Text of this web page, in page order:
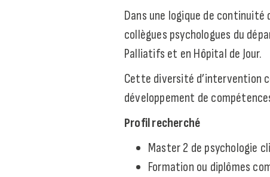
Dans une logique de continuité
collègues psychologues du
Palliatifs et en Hôpital de Jour.
Cette diversité d’intervention
développement de
Profil recherché
Master 2 de psychologie
Formation ou diplômes